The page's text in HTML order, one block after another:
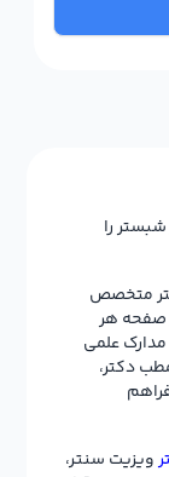
را
متخصص
صفحه هر
علمی
دکتر،
ویزیت سنتر،